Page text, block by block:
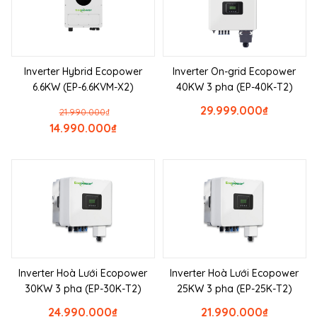
Inverter Hybrid Ecopower
6.6KW (EP-6.6KVM-X2)
₫
21.990.000
₫
14.990.000
Inverter On-grid Ecopower
40KW 3 pha (EP-40K-T2)
₫
29.999.000
Inverter Hoà Lưới Ecopower
30KW 3 pha (EP-30K-T2)
₫
24.990.000
Inverter Hoà Lưới Ecopower
25KW 3 pha (EP-25K-T2)
₫
21.990.000